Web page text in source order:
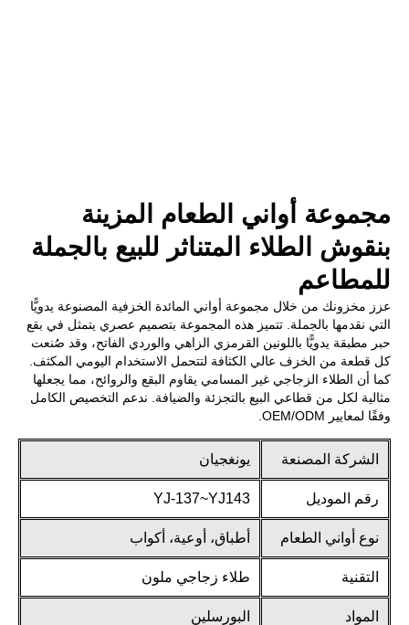
مجموعة أواني الطعام المزينة
بنقوش الطلاء المتناثر للبيع بالجملة
للمطاعم
عزز مخزونك من خلال مجموعة أواني المائدة الخزفية المصنوعة يدويًّا
التي نقدمها بالجملة. تتميز هذه المجموعة بتصميم عصري يتمثل في بقع
حبر مطبقة يدويًّا باللونين القرمزي الزاهي والوردي الفاتح، وقد صُنعت
كل قطعة من الخزف عالي الكثافة لتتحمل الاستخدام اليومي المكثف.
كما أن الطلاء الزجاجي غير المسامي يقاوم البقع والروائح، مما يجعلها
مثالية لكل من قطاعي البيع بالتجزئة والضيافة. ندعم التخصيص الكامل
وفقًا لمعايير OEM/ODM.
الشركة المصنعة يونغجيان
رقم الموديل YJ-137~YJ143
نوع أواني الطعام أطباق، أوعية، أكواب
التقنية طلاء زجاجي ملون
المواد البورسلين